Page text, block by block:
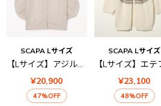
SCAPA Lサイズ
【Lサイズ】アジルニットカーディガン
¥20,900
47%OFF
SCAPA Lサイズ
¥23,100
48%OFF